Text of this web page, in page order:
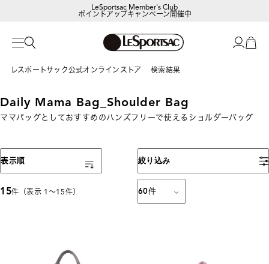
LeSportsac Member's Club
ポイントアップキャンペーン開催中
レスポートサック公式オンラインストア 検索結果
Daily Mama Bag_Shoulder Bag
ママバッグとしておすすめのハンズフリーで使えるショルダーバッグ
絞り込み
15件（表示 1〜15件） 60件
表示順